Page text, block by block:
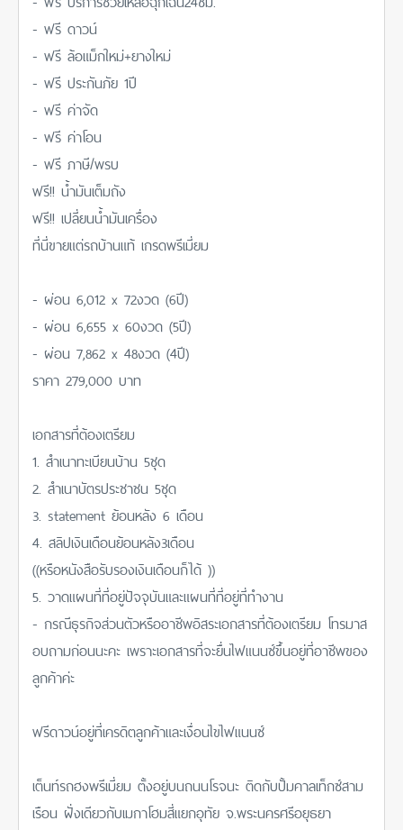
- ฟรี ดาวน์
- ฟรี ล้อแม็กใหม่+ยางใหม่
- ฟรี ประกันภัย 1ปี
- ฟรี ค่าจัด
- ฟรี ค่าโอน
- ฟรี ภาษี/พรบ
ฟรี!! น้ำมันเต็มถัง
ฟรี!! เปลี่ยนน้ำมันเครื่อง
ที่นี่ขายแต่รถบ้านแท้ เกรดพรีเมี่ยม
- ผ่อน 6,012 x 72งวด (6ปี)
- ผ่อน 6,655 x 60งวด (5ปี)
- ผ่อน 7,862 x 48งวด (4ปี)
ราคา 279,000 บาท
เอกสารที่ต้องเตรียม
1. สำเนาทะเบียนบ้าน 5ชุด
2. สำเนาบัตรประชาชน 5ชุด
3. statement ย้อนหลัง 6 เดือน
4. สลิปเงินเดือนย้อนหลัง3เดือน
((หรือหนังสือรับรองเงินเดือนก็ได้ ))
5. วาดแผนที่ที่อยู่ปัจจุบันและแผนที่ที่อยู่ที่ทำงาน
- กรณีธุรกิจส่วนตัวหรืออาชีพอิสระเอกสารที่ต้องเตรียม โทรมาส
อบถามก่อนนะคะ เพราะเอกสารที่จะยื่นไฟแนนซ์ขึ้นอยู่ที่อาชีพของ
ลูกค้าค่ะ
ฟรีดาวน์อยู่ที่เครดิตลูกค้าและเงื่อนไขไฟแนนซ์
เต็นท์รถฮงพรีเมี่ยม ตั้งอยู่บนถนนโรจนะ ติดกับปั้มคาลเท็กซ์สาม
เรือน ฝั่งเดียวกับเมกาโฮมสี่แยกอุทัย จ.พระนครศรีอยุธยา